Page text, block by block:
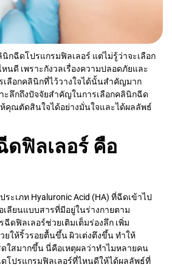
นิกฉีดโปรแกรมฟิลเลอร์ แต่ไม่รู้ว่าจะเลือก
หนดี เพราะกังวลเรื่องความปลอดภัยและ
เลือกคลินิกที่ไว้วางใจได้นั้นสำคัญมาก
ะลึกถึงปัจจัยสำคัญในการเลือกคลินิกฉีด
ห้คุณตัดสินใจได้อย่างมั่นใจและได้ผลลัพธ์
ดฟิลเลอร์ คือ
ระเภท Hyaluronic Acid (HA) ที่ฉีดเข้าไป
ลียนแบบสารที่มีอยู่ในร่างกายตาม
ฉีดฟิลเลอร์ช่วยเติมเต็มร่องลึก เพิ่ม
ยให้ริ้วรอยตื้นขึ้น ผิวเต่งตึงขึ้น ทำให้
ใสมากขึ้น นี่คือเหตุผลว่าทำไมหลายคน
โปรแกรมฟิลเลอร์ที่ไหนดีให้ได้ผลลัพธ์ที่